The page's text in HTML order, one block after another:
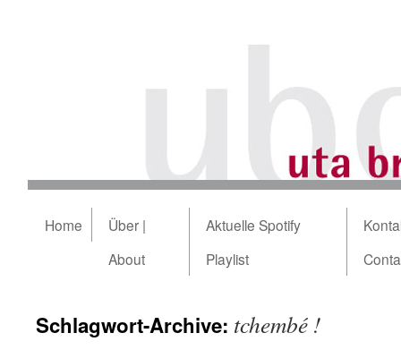
Home
Über |
About
Aktuelle Spotify
Playlist
Schlagwort-Archive: tchembé !